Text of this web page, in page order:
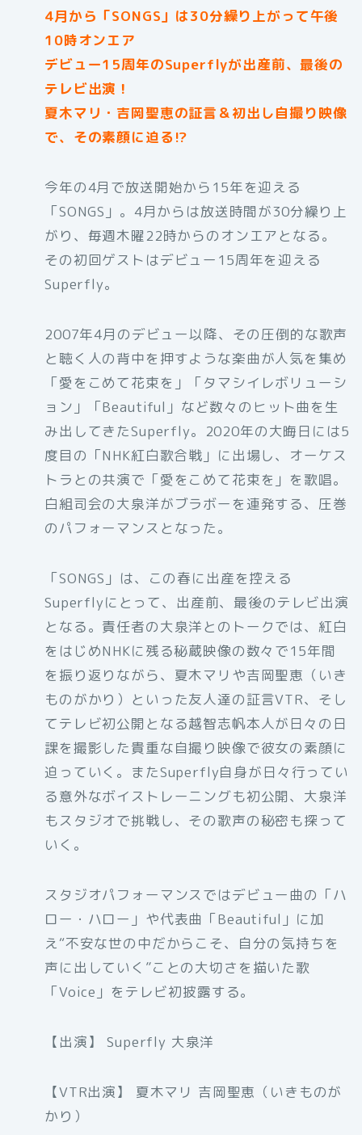
4月から「SONGS」は30分繰り上がって午後
10時オンエア
デビュー15周年のSuperflyが出産前、最後の
テレビ出演！
夏木マリ・吉岡聖恵の証言＆初出し自撮り映像
で、その素顔に迫る!?
今年の4月で放送開始から15年を迎える
「SONGS」。4月からは放送時間が30分繰り上
がり、毎週木曜22時からのオンエアとなる。
その初回ゲストはデビュー15周年を迎える
Superfly。
2007年4月のデビュー以降、その圧倒的な歌声
と聴く人の背中を押すような楽曲が人気を集め
「愛をこめて花束を」「タマシイレボリューシ
ョン」「Beautiful」など数々のヒット曲を生
み出してきたSuperfly。2020年の大晦日には5
度目の「NHK紅白歌合戦」に出場し、オーケス
トラとの共演で「愛をこめて花束を」を歌唱。
白組司会の大泉洋がブラボーを連発する、圧巻
のパフォーマンスとなった。
「SONGS」は、この春に出産を控える
Superflyにとって、出産前、最後のテレビ出演
となる。責任者の大泉洋とのトークでは、紅白
をはじめNHKに残る秘蔵映像の数々で15年間
を振り返りながら、夏木マリや吉岡聖恵（いき
ものがかり）といった友人達の証言VTR、そし
てテレビ初公開となる越智志帆本人が日々の日
課を撮影した貴重な自撮り映像で彼女の素顔に
迫っていく。またSuperfly自身が日々行ってい
る意外なボイストレーニングも初公開、大泉洋
もスタジオで挑戦し、その歌声の秘密も探って
いく。
スタジオパフォーマンスではデビュー曲の「ハ
ロー・ハロー」や代表曲「Beautiful」に加
え“不安な世の中だからこそ、自分の気持ちを
声に出していく”ことの大切さを描いた歌
「Voice」をテレビ初披露する。
【出演】 Superfly 大泉洋
【VTR出演】 夏木マリ 吉岡聖恵（いきものが
かり）